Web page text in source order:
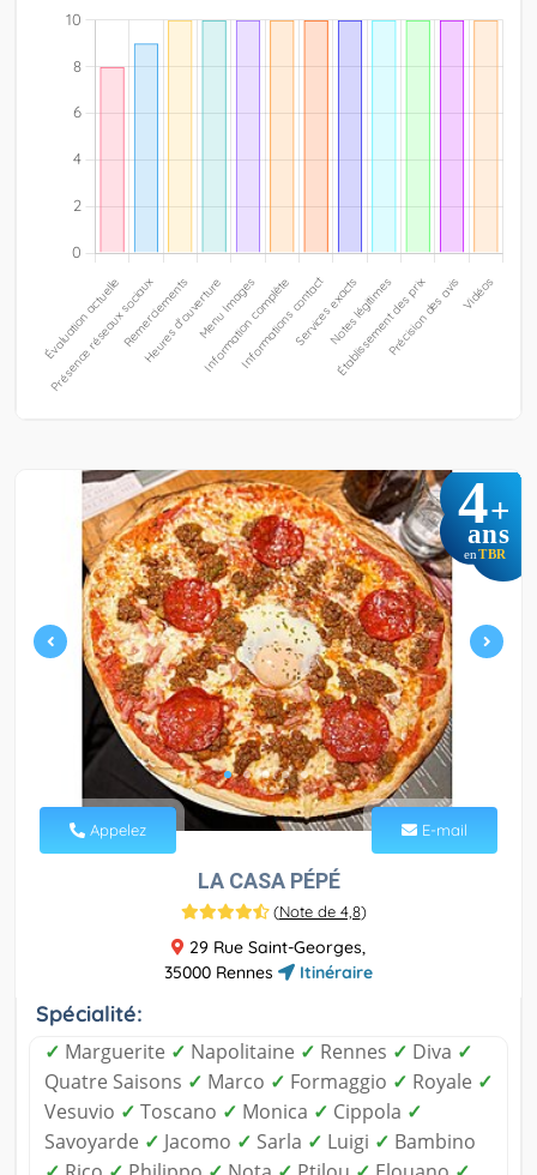
4+
ans
en TBR
Appelez E-mail
LA CASA PÉPÉ
(Note de 4,8)
29 Rue Saint-Georges,
35000 Rennes
Itinéraire
Spécialité:
✓ Marguerite ✓ Napolitaine ✓ Rennes ✓ Diva ✓
Quatre Saisons ✓ Marco ✓ Formaggio ✓ Royale ✓
Vesuvio ✓ Toscano ✓ Monica ✓ Cippola ✓
Savoyarde ✓ Jacomo ✓ Sarla ✓ Luigi ✓ Bambino